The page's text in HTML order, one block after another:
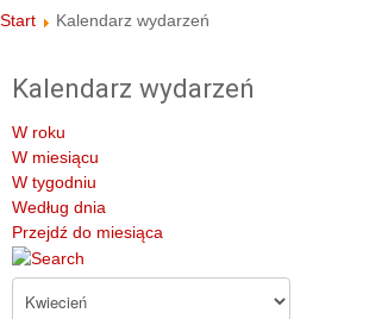
Start Kalendarz wydarzeń
Kalendarz wydarzeń
W roku
W miesiącu
W tygodniu
Według dnia
Przejdź do miesiąca